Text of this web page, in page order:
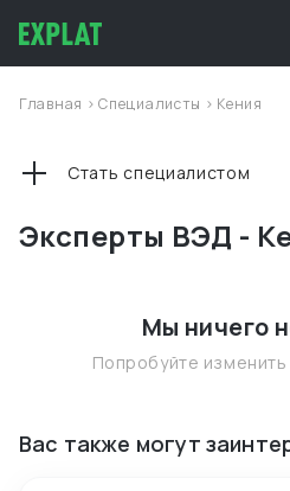
Главная >Специалисты > Кения
Эксперты ВЭД -
Стать специалистом
Мы ничего
Попробуйте
Вас также могут